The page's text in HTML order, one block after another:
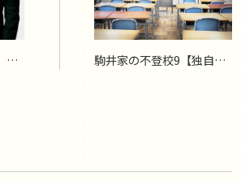
教
駒井家の不登校9【独自の